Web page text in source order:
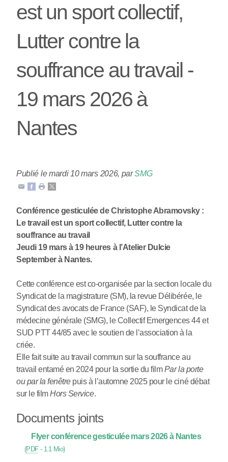
est un sport collectif,
Lutter contre la
souffrance au travail -
19 mars 2026 à
Nantes
Publié le mardi 10 mars 2026, parSMG
Conférence gesticulée de Christophe Abramovsky :
Le travail est un sport collectif, Lutter contre la
souffrance au travail
Jeudi 19 mars à 19 heures à l’Atelier Dulcie
September à Nantes.
Cette conférence est co-organisée par la section locale du
Syndicat de la magistrature (SM), la revue Délibérée, le
Syndicat des avocats de France (SAF), le Syndicat de la
médecine générale (SMG), le Collectif Emergences 44 et
SUD PTT 44/85 avec le soutien de l’association à la
criée.
Elle fait suite au travail commun sur la souffrance au
travail entamé en 2024 pour la sortie du filmPar la porte
ou par la fenêtrepuis à l’automne 2025 pour le ciné débat
sur le filmHors Service.
Documents joints
Flyer conférence gesticulée mars 2026 à Nantes
(PDF- 1.1 Mio)